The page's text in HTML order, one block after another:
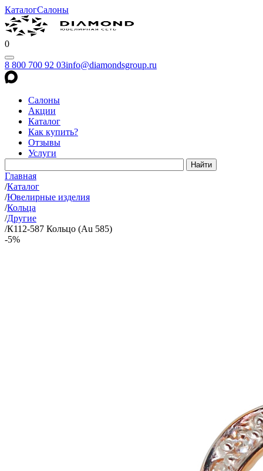
КаталогСалоны
0
8 800 700 92 03info@diamondsgroup.ru
Салоны
Акции
Каталог
Как купить?
Отзывы
Услуги
Главная
/Каталог
/Ювелирные изделия
/Кольца
/Другие
/К112-587 Кольцо (Au 585)
-5%